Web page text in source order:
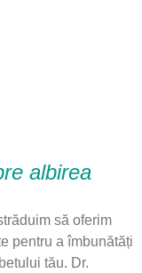
albirea
să oferim
pentru a îmbunătăți
tău. Dr.